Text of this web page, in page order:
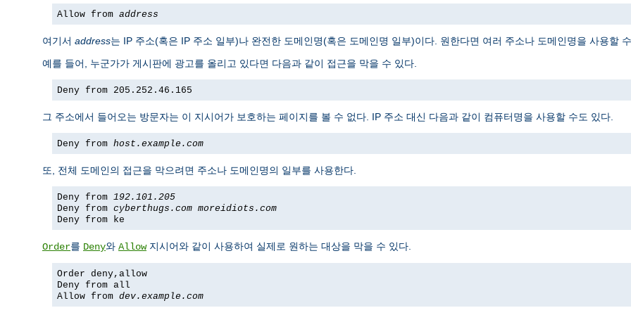
Allow from address
여기서 address는 IP 주소(혹은 IP 주소 일부)나 완전한 도메인명(혹은 도메인명 일부)이다. 원한다면 여러 주소나 도메인명을 사용할
예를 들어, 누군가가 게시판에 광고를 올리고 있다면 다음과 같이 접근을 막을 수 있다.
Deny from 205.252.46.165
그 주소에서 들어오는 방문자는 이 지시어가 보호하는 페이지를 볼 수 없다. IP 주소 대신 다음과 같이 컴퓨터명을 사용할 수도 있다.
Deny from host.example.com
또, 전체 도메인의 접근을 막으려면 주소나 도메인명의 일부를 사용한다.
Deny from 192.101.205
Deny from cyberthugs.com moreidiots.com
Deny from ke
Order를 Deny와 Allow지시어와 같이 사용하여 실제로 원하는 대상을 막을 수 있다.
Order deny,allow
Deny from all
Allow from dev.example.com